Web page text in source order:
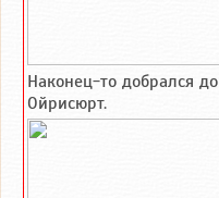
Наконец-то добрался до
Ойрисюрт.